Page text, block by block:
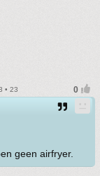
• 23
geen airfryer.